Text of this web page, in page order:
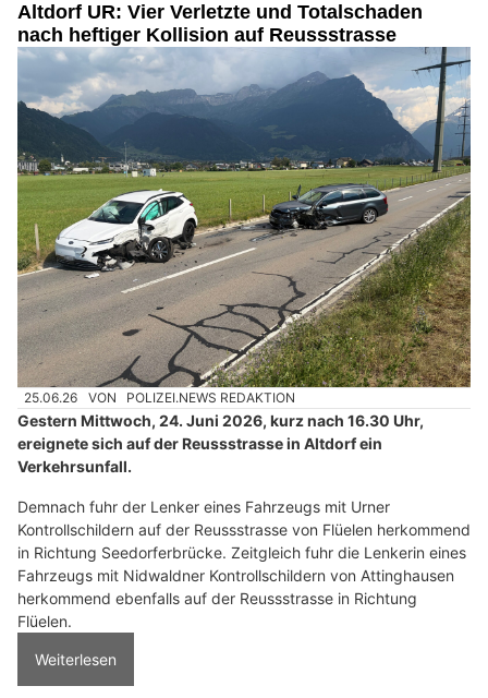
Altdorf UR: Vier Verletzte und Totalschaden
nach heftiger Kollision auf Reussstrasse
25.06.26 VON POLIZEI.NEWS REDAKTION
Gestern Mittwoch, 24. Juni 2026, kurz nach 16.30 Uhr,
ereignete sich auf der Reussstrasse in Altdorf ein
Verkehrsunfall.
Demnach fuhr der Lenker eines Fahrzeugs mit Urner
Kontrollschildern auf der Reussstrasse von Flüelen herkommend
in Richtung Seedorferbrücke. Zeitgleich fuhr die Lenkerin eines
Fahrzeugs mit Nidwaldner Kontrollschildern von Attinghausen
herkommend ebenfalls auf der Reussstrasse in Richtung
Flüelen.
Weiterlesen